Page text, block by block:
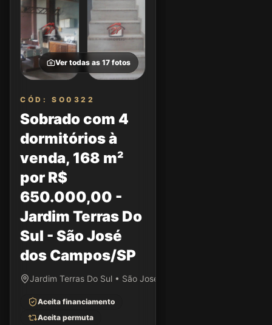
Ver todas as 17 fotos
CÓD: SO0322
Sobrado com 4
dormitórios à
venda, 168 m²
por R$
650.000,00 -
Jardim Terras Do
Sul - São José
dos Campos/SP
Jardim Terras Do Sul • São José dos Campos/SP
Aceita financiamento
Aceita permuta